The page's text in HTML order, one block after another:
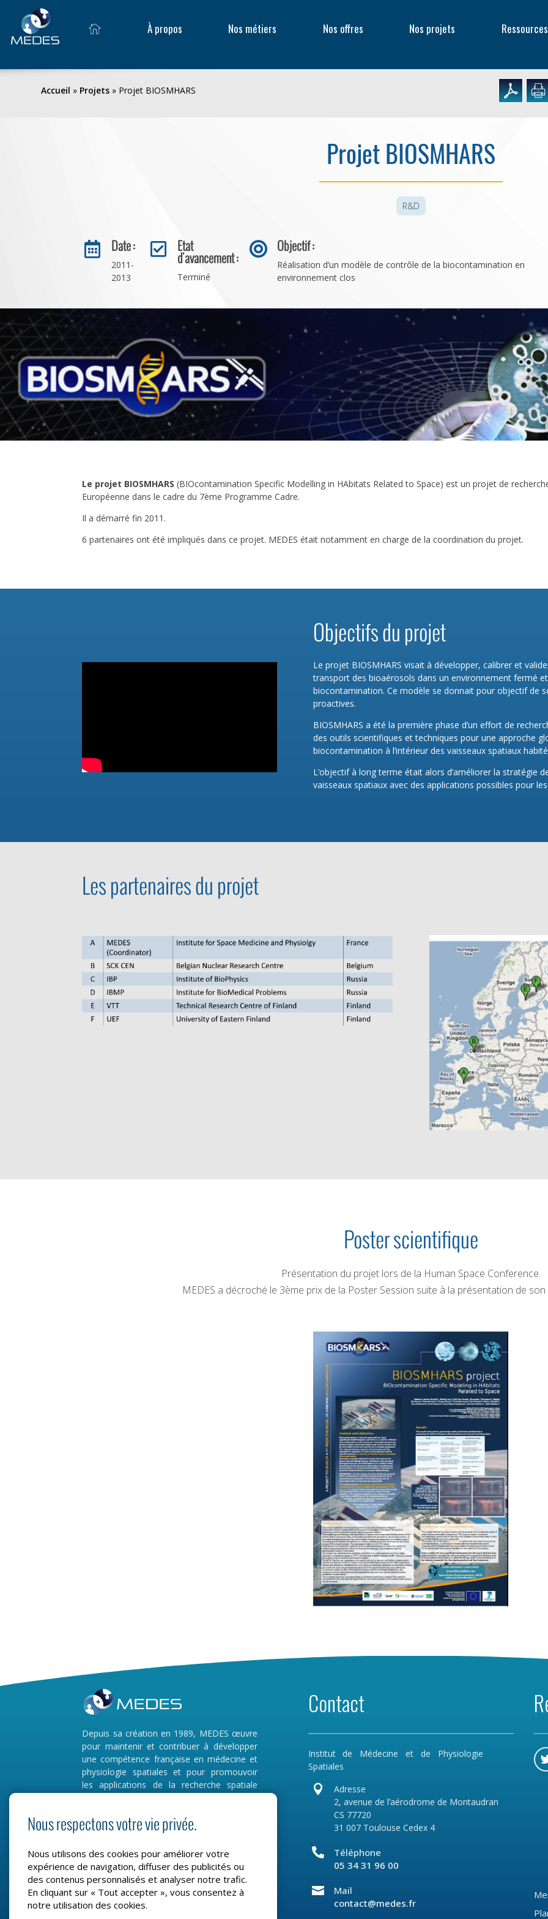
À propos Nos métiers Nos offres Nos projets Ressources
Accueil » Projets » Projet BIOSMHARS
Projet BIOSMHARS
R&D
 Date :
2011-
2013
 Etat
d'avancement :
Terminé
 Objectif :
Réalisation d’un modèle de contrôle de la biocontamination en
environnement clos
Le projet BIOSMHARS (BIOcontamination Specific Modelling in HAbitats Related to Space) est un projet de
Européenne dans le cadre du 7ème Programme Cadre.
Il a démarré fin 2011.
6 partenaires ont été impliqués dans ce projet. MEDES était notamment en charge de la coordination du projet.
Objectifs du projet
Le projet BIOSMHARS visait à développer, calibrer et
transport des bioaérosols dans un environnement fermé
biocontamination. Ce modèle se donnait pour objectif de
proactives.
BIOSMHARS a été la première phase d’un effort de
des outils scientifiques et techniques pour une approche
biocontamination à l’intérieur des vaisseaux spatiaux
L’objectif à long terme était alors d’améliorer la stratégie
vaisseaux spatiaux avec des applications possibles pour
Les partenaires du projet
Poster scientifique
Présentation du projet lors de la Human Space Conference.
MEDES a décroché le 3ème prix de la Poster Session suite à la présentation de
Depuis sa création en 1989, MEDES œuvre
pour maintenir et contribuer à développer
une compétence française en médecine et
physiologie spatiales et pour promouvoir
les applications de la recherche spatiale
MEDES s’implique ainsi activement dans 3
principaux secteurs : le support en
l’exploration spatiale, la recherche clinique
et enfin les applications et innovations
spatiales pour la santé.
Contact
Institut de Médecine et de Physiologie
Spatiales

Adresse
2, avenue de l’aérodrome de Montaudran
CS 77720
31 007 Toulouse Cedex 4

Téléphone
05 34 31 96 00

Mail
contact@medes.fr
Nous respectons votre vie privée.
Nous utilisons des cookies pour améliorer votre
expérience de navigation, diffuser des publicités ou
des contenus personnalisés et analyser notre trafic.
En cliquant sur « Tout accepter », vous consentez à
notre utilisation des cookies.